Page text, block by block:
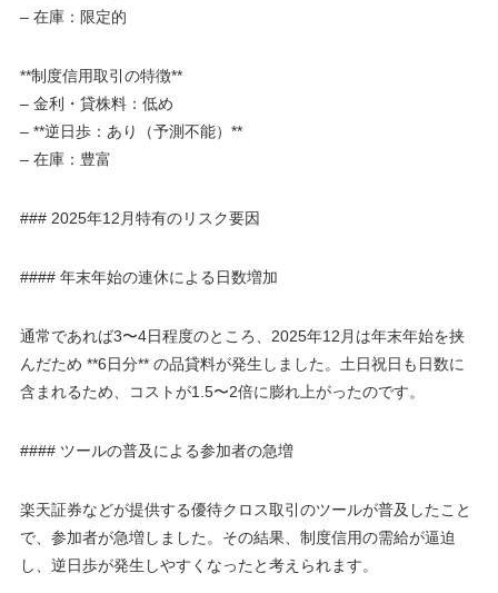
– 在庫：限定的
**制度信用取引の特徴**
– 金利・貸株料：低め
– **逆日歩：あり（予測不能）**
– 在庫：豊富
### 2025年12月特有のリスク要因
#### 年末年始の連休による日数増加
通常であれば3〜4日程度のところ、2025年12月は年末年始を挟
んだため **6日分** の品貸料が発生しました。土日祝日も日数に
含まれるため、コストが1.5〜2倍に膨れ上がったのです。
#### ツールの普及による参加者の急増
楽天証券などが提供する優待クロス取引のツールが普及したこと
で、参加者が急増しました。その結果、制度信用の需給が逼迫
し、逆日歩が発生しやすくなったと考えられます。